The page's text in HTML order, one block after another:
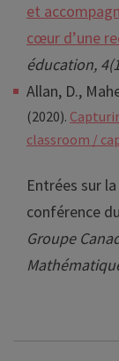
et
cœur d’une
éducation,
Allan, D.,
(2020).
classroom /
Entrées sur
conférence du
Groupe